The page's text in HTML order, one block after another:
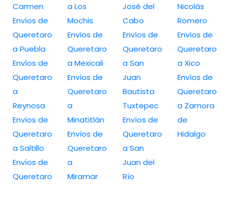
Carmen
Envíos de
Queretaro
a Puebla
Envíos de
Queretaro
a
Reynosa
Envíos de
Queretaro
a Saltillo
Envíos de
Queretaro
a Los
Mochis
Envíos de
Queretaro
a Mexicali
Envíos de
Queretaro
a
Minatitlán
Envíos de
Queretaro
a
Miramar
José del
Cabo
Envíos de
Queretaro
a San
Juan
Bautista
Tuxtepec
Envíos de
Queretaro
a San
Juan del
Río
Nicolás
Romero
Envíos de
Queretaro
a Xico
Envíos de
Queretaro
a Zamora
de
Hidalgo